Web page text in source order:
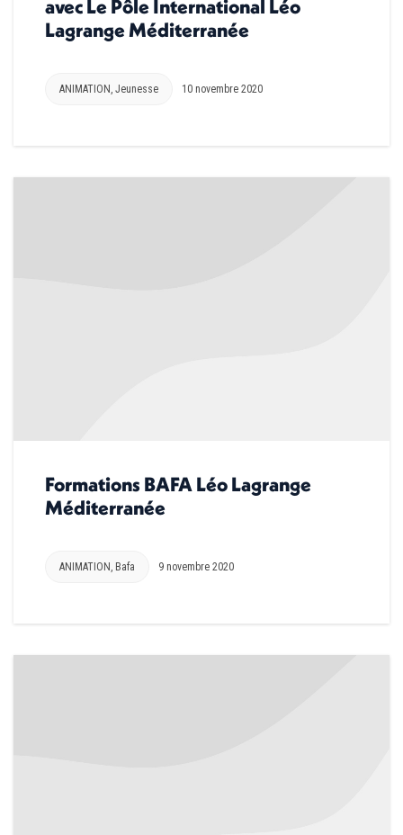
avec Le Pôle International Léo
Lagrange Méditerranée
ANIMATION , Jeunesse 10 novembre 2020
Formations BAFA Léo Lagrange
Méditerranée
ANIMATION Bafa 9 novembre 2020